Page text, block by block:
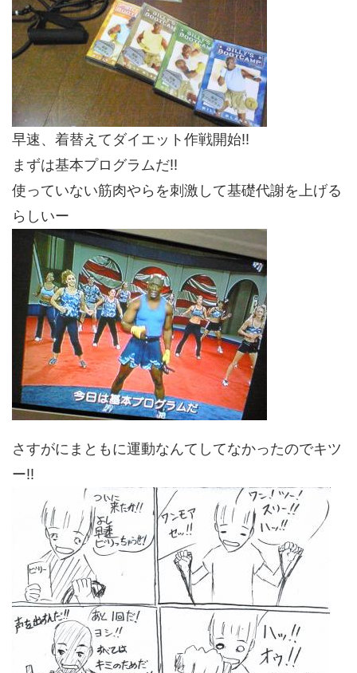
早速、着替えてダイエット作戦開始!!
まずは基本プログラムだ!!
使っていない筋肉やらを刺激して基礎代謝を上げる
らしいー
さすがにまともに運動なんてしてなかったのでキツ
ー!!